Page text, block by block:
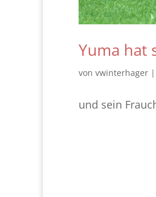
Yuma hat
von vwinterhager |
und sein